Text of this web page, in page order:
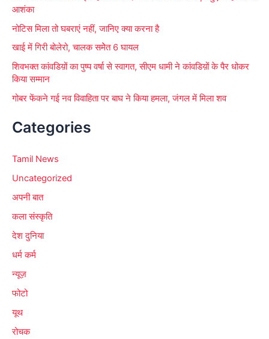
आशंका
नोटिस मिला तो घबराएं नहीं, जानिए क्या करना है
खाई में गिरी बोलेरो, चालक समेेत 6 घायल
शिवभक्त कांवडिय़ों का पुष्प वर्षा से स्वागत, सीएम धामी ने कांवडिय़ों के पैर धोकर
किया सम्मान
गोबर फेंकने गई नव विवाहिता पर बाघ ने किया हमला, जंगल में मिला शव
Categories
Tamil News
Uncategorized
अपनी बात
कला संस्कृति
देश दुनिया
धर्म कर्म
न्यूज़
फोटो
यूथ
रोचक